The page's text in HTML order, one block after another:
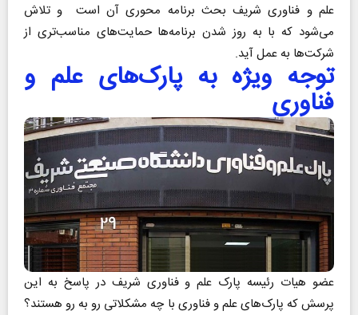
علم و فناوری شریف بحث برنامه محوری آن است و تلاش
می‌شود که با به روز شدن برنامه‌ها حمایت‌های مناسب‌تری از
شرکت‌ها به عمل آید‌.
توجه ویژه به پارک‌های علم و
فناوری
عضو هیات رئیسه پارک علم و فناوری شریف در پاسخ به این
پرسش که پارک‌های علم و فناوری با چه مشکلاتی رو به رو هستند؟